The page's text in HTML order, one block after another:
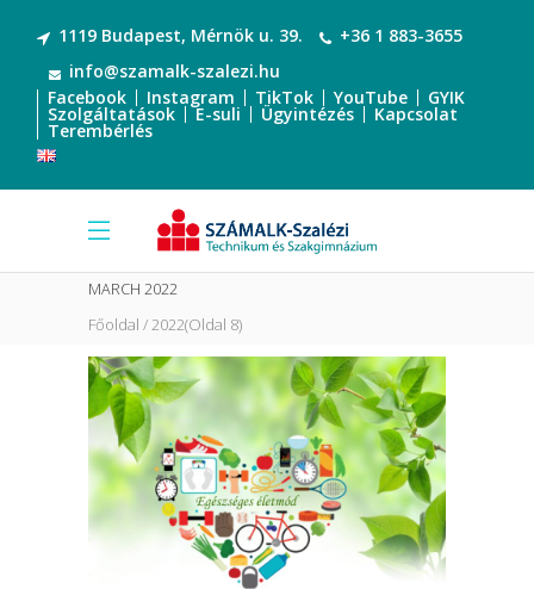
1119 Budapest, Mérnök u. 39.
+36 1 883-3655
info@szamalk-szalezi.hu
Facebook
Instagram TikTok YouTube GYIK
Szolgáltatások E-suli Ügyintézés Kapcsolat
Terembérlés
MARCH 2022
Főoldal 2022(Oldal 8)